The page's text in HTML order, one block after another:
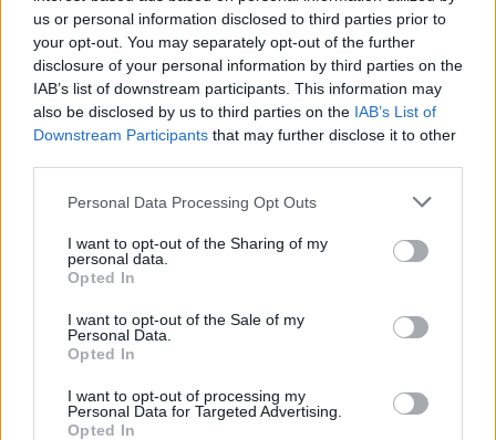
us or personal information disclosed to third parties prior to
your opt-out. You may separately opt-out of the further
disclosure of your personal information by third parties on the
IAB’s list of downstream participants. This information may
also be disclosed by us to third parties on the IAB’s List of
Downstream Participants that may further disclose it to other
Personal Data Processing Opt Outs
I want to opt-out of the Sharing of my
personal data.
Opted In
I want to opt-out of the Sale of my
Personal Data.
Opted In
I want to opt-out of processing my
Personal Data for Targeted Advertising.
Opted In